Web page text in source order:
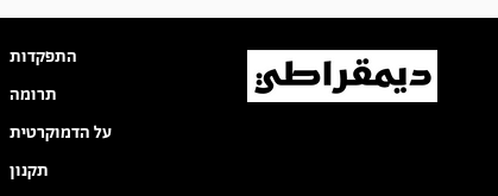
התפקדות
תרומה
על הדמוקרטית
תקנון